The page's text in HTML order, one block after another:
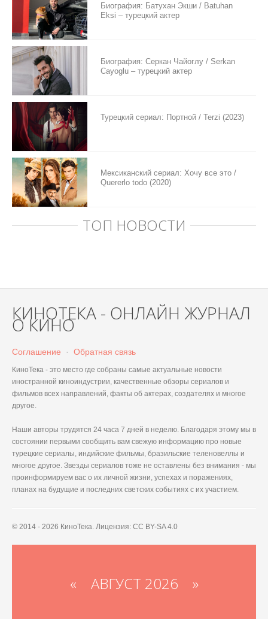
Биография: Батухан Экши / Batuhan
Eksi – турецкий актер
Биография: Серкан Чайоглу / Serkan
Cayoglu – турецкий актер
Турецкий сериал: Портной / Terzi (2023)
Мексиканский сериал: Хочу все это /
Quererlo todo (2020)
ТОП НОВОСТИ
КИНОТЕКА - ОНЛАЙН ЖУРНАЛ
О КИНО
Соглашение · Обратная связь
КиноТека - это место где собраны самые актуальные новости
иностранной киноиндустрии, качественные обзоры сериалов и
фильмов всех направлений, факты об актерах, создателях и многое
другое.
Наши авторы трудятся 24 часа 7 дней в неделю. Благодаря этому мы в
состоянии первыми сообщить вам свежую информацию про новые
турецкие сериалы, индийские фильмы, бразильские теленовеллы и
многое другое. Звезды сериалов тоже не оставлены без внимания - мы
проинформируем вас о их личной жизни, успехах и поражениях,
планах на будущие и последних светских событиях с их участием.
© 2014 - 2026 КиноТека. Лицензия: CC BY-SA 4.0
« АВГУСТ 2026 »